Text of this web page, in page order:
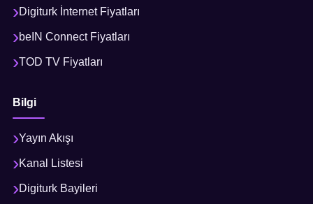
Digiturk İnternet Fiyatları
beIN Connect Fiyatları
TOD TV Fiyatları
Bilgi
Yayın Akışı
Kanal Listesi
Digiturk Bayileri